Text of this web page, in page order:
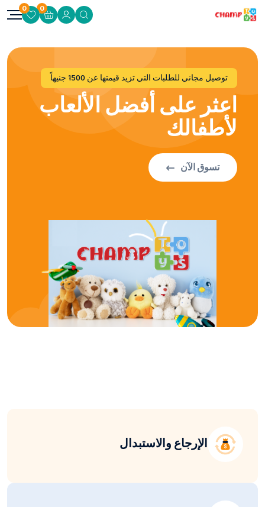
0
0
توصيل مجاني للطلبات التي تزيد قيمتها عن 1500 جنيهاً
اعثر على أفضل الألعاب
لأطفالك
تسوق الآن
الإرجاع والاستبدال